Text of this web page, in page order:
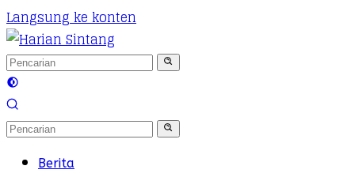
Langsung ke konten
Berita